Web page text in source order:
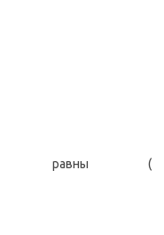
равны (